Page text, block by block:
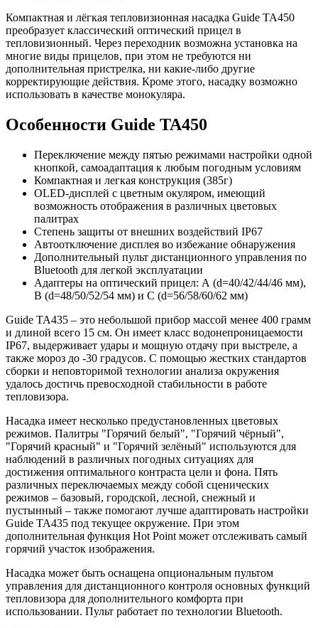
Компактная и лёгкая тепловизионная насадка Guide TA450
преобразует классический оптический прицел в
тепловизионный. Через переходник возможна установка на
многие виды прицелов, при этом не требуются ни
дополнительная пристрелка, ни какие-либо другие
корректирующие действия. Кроме этого, насадку возможно
использовать в качестве монокуляра.
Особенности Guide TA450
Переключение между пятью режимами настройки одной
кнопкой, самоадаптация к любым погодным условиям
Компактная и легкая конструкция (385г)
OLED-дисплей с цветным окуляром, имеющий
возможность отображения в различных цветовых
палитрах
Степень защиты от внешних воздействий IP67
Автоотключение дисплея во избежание обнаружения
Дополнительный пульт дистанционного управления по
Bluetooth для легкой эксплуатации
Адаптеры на оптический прицел: А (d=40/42/44/46 мм),
B (d=48/50/52/54 мм) и C (d=56/58/60/62 мм)
Guide TA435 – это небольшой прибор массой менее 400 грамм
и длиной всего 15 см. Он имеет класс водонепроницаемости
IP67, выдерживает удары и мощную отдачу при выстреле, а
также мороз до -30 градусов. С помощью жестких стандартов
сборки и неповторимой технологии анализа окружения
удалось достичь превосходной стабильности в работе
тепловизора.
Насадка имеет несколько предустановленных цветовых
режимов. Палитры "Горячий белый", "Горячий чёрный",
"Горячий красный" и "Горячий зелёный" используются для
наблюдений в различных погодных ситуациях для
достижения оптимального контраста цели и фона. Пять
различных переключаемых между собой сценических
режимов – базовый, городской, лесной, снежный и
пустынный – также помогают лучше адаптировать настройки
Guide TA435 под текущее окружение. При этом
дополнительная функция Hot Point может отслеживать самый
горячий участок изображения.
Насадка может быть оснащена опциональным пультом
управления для дистанционного контроля основных функций
тепловизора для дополнительного комфорта при
использовании. Пульт работает по технологии Bluetooth.